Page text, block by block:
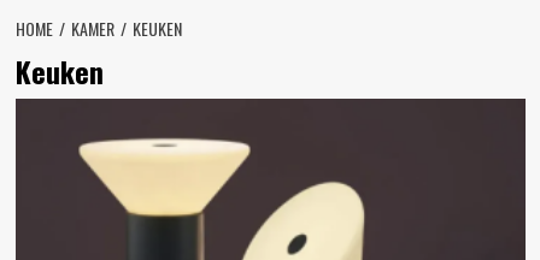
HOME KAMER KEUKEN
Keuken